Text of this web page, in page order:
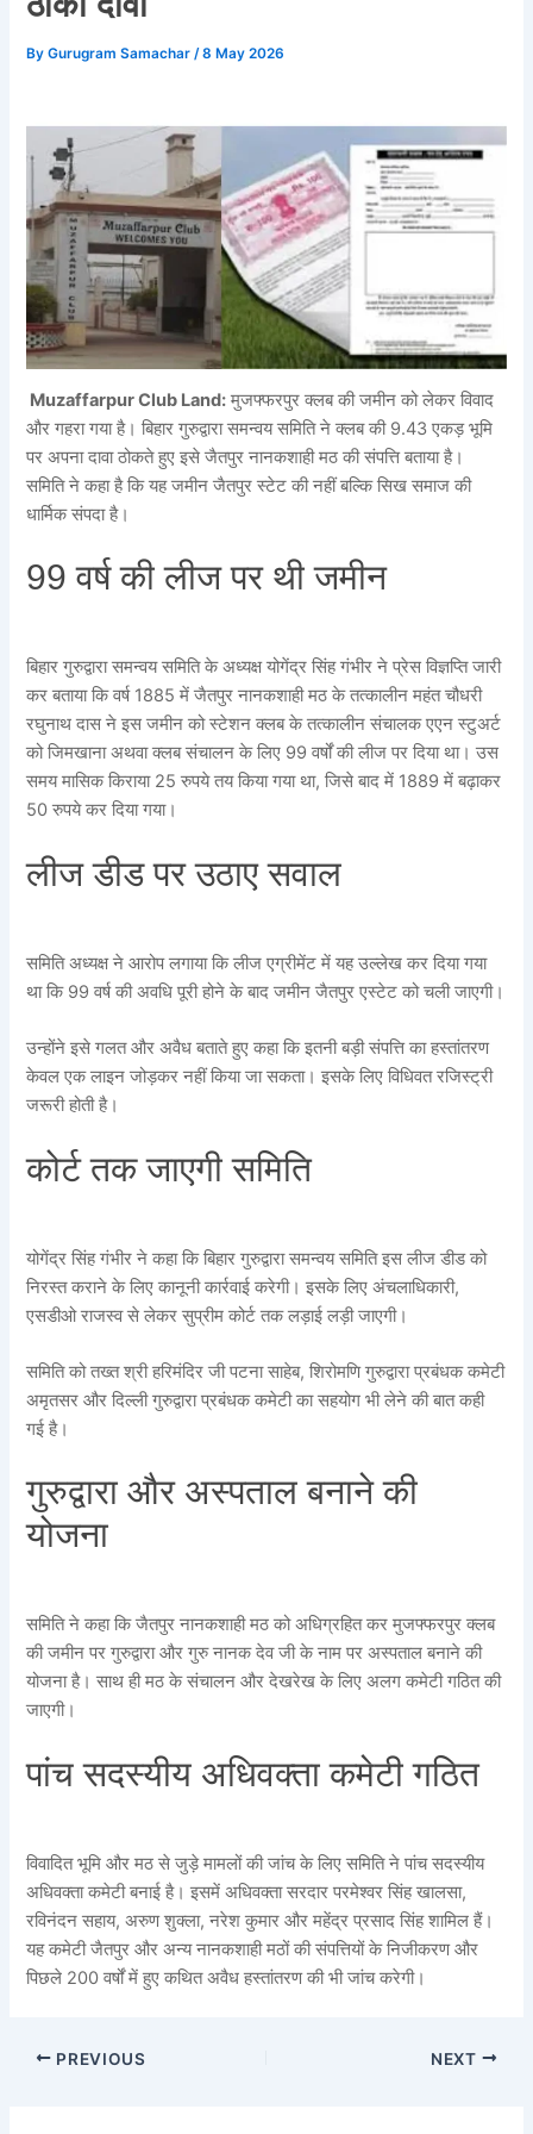
ByGurugram Samachar /8 May 2026
Muzaffarpur Club Land: मुजफ्फरपुर क्लब की जमीन को लेकर विवाद
और गहरा गया है। बिहार गुरुद्वारा समन्वय समिति ने क्लब की 9.43 एकड़ भूमि
पर अपना दावा ठोकते हुए इसे जैतपुर नानकशाही मठ की संपत्ति बताया है।
समिति ने कहा है कि यह जमीन जैतपुर स्टेट की नहीं बल्कि सिख समाज की
धार्मिक संपदा है।
99 वर्ष की लीज पर थी जमीन
बिहार गुरुद्वारा समन्वय समिति के अध्यक्ष योगेंद्र सिंह गंभीर ने प्रेस विज्ञप्ति जारी
कर बताया कि वर्ष 1885 में जैतपुर नानकशाही मठ के तत्कालीन महंत चौधरी
रघुनाथ दास ने इस जमीन को स्टेशन क्लब के तत्कालीन संचालक एएन स्टुअर्ट
को जिमखाना अथवा क्लब संचालन के लिए 99 वर्षों की लीज पर दिया था। उस
समय मासिक किराया 25 रुपये तय किया गया था, जिसे बाद में 1889 में बढ़ाकर
50 रुपये कर दिया गया।
लीज डीड पर उठाए सवाल
समिति अध्यक्ष ने आरोप लगाया कि लीज एग्रीमेंट में यह उल्लेख कर दिया गया
था कि 99 वर्ष की अवधि पूरी होने के बाद जमीन जैतपुर एस्टेट को चली जाएगी।
उन्होंने इसे गलत और अवैध बताते हुए कहा कि इतनी बड़ी संपत्ति का हस्तांतरण
केवल एक लाइन जोड़कर नहीं किया जा सकता। इसके लिए विधिवत रजिस्ट्री
जरूरी होती है।
कोर्ट तक जाएगी समिति
योगेंद्र सिंह गंभीर ने कहा कि बिहार गुरुद्वारा समन्वय समिति इस लीज डीड को
निरस्त कराने के लिए कानूनी कार्रवाई करेगी। इसके लिए अंचलाधिकारी,
एसडीओ राजस्व से लेकर सुप्रीम कोर्ट तक लड़ाई लड़ी जाएगी।
समिति को तख्त श्री हरिमंदिर जी पटना साहेब, शिरोमणि गुरुद्वारा प्रबंधक कमेटी
अमृतसर और दिल्ली गुरुद्वारा प्रबंधक कमेटी का सहयोग भी लेने की बात कही
गई है।
गुरुद्वारा और अस्पताल बनाने की
योजना
समिति ने कहा कि जैतपुर नानकशाही मठ को अधिग्रहित कर मुजफ्फरपुर क्लब
की जमीन पर गुरुद्वारा और गुरु नानक देव जी के नाम पर अस्पताल बनाने की
योजना है। साथ ही मठ के संचालन और देखरेख के लिए अलग कमेटी गठित की
जाएगी।
पांच सदस्यीय अधिवक्ता कमेटी गठित
विवादित भूमि और मठ से जुड़े मामलों की जांच के लिए समिति ने पांच सदस्यीय
अधिवक्ता कमेटी बनाई है। इसमें अधिवक्ता सरदार परमेश्वर सिंह खालसा,
रविनंदन सहाय, अरुण शुक्ला, नरेश कुमार और महेंद्र प्रसाद सिंह शामिल हैं।
यह कमेटी जैतपुर और अन्य नानकशाही मठों की संपत्तियों के निजीकरण और
पिछले 200 वर्षों में हुए कथित अवैध हस्तांतरण की भी जांच करेगी।
PREVIOUS NEXT